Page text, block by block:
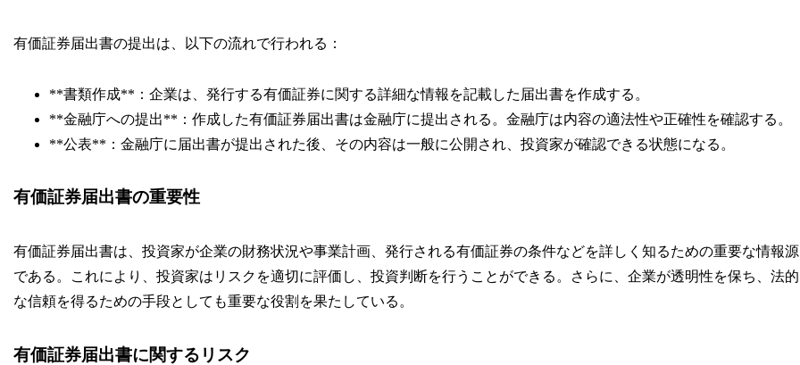
有価証券届出書の提出は、以下の流れで行われる：
**書類作成**：企業は、発行する有価証券に関する詳細な情報を記載した届出書を作成する。
**金融庁への提出**：作成した有価証券届出書は金融庁に提出される。金融庁は内容の適法性や正確性を確認する。
**公表**：金融庁に届出書が提出された後、その内容は一般に公開され、投資家が確認できる状態になる。
有価証券届出書の重要性
有価証券届出書は、投資家が企業の財務状況や事業計画、発行される有価証券の条件などを詳しく知るための重要な情報源
である。これにより、投資家はリスクを適切に評価し、投資判断を行うことができる。さらに、企業が透明性を保ち、法的
な信頼を得るための手段としても重要な役割を果たしている。
有価証券届出書に関するリスク